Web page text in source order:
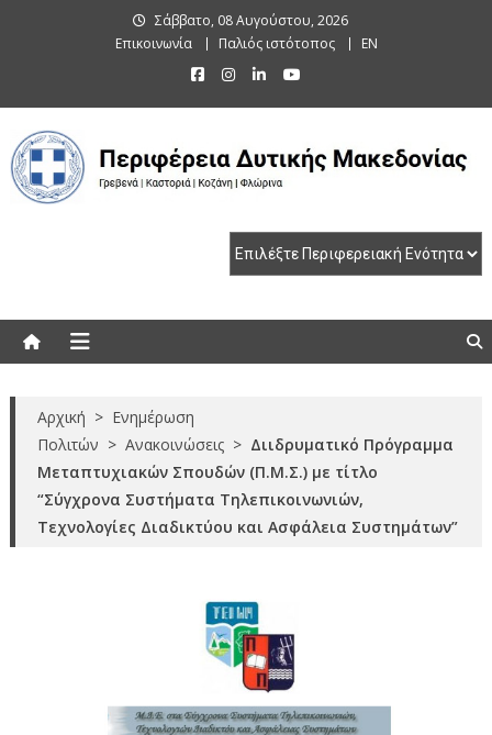
Σάββατο, 08 Αυγούστου, 2026
Επικοινωνία
Παλιός ιστότοπος EN
Αρχική > Ενημέρωση
Πολιτών > Ανακοινώσεις > Διιδρυματικό Πρόγραμμα
Μεταπτυχιακών Σπουδών (Π.Μ.Σ.) με τίτλο
“Σύγχρονα Συστήματα Τηλεπικοινωνιών,
Τεχνολογίες Διαδικτύου και Ασφάλεια Συστημάτων”